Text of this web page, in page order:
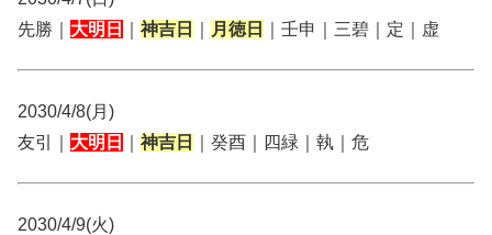
先勝｜ 大明日 神吉日 月徳日 ｜壬申｜三碧｜定｜虚
2030/4/8(月)
友引｜ 大明日 神吉日 ｜癸酉｜四緑｜執｜危
2030/4/9(火)